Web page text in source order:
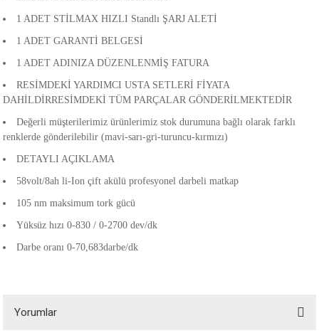
Üfleme Makinesi
1 ADET STİLMAX HIZLI Standlı ŞARJ ALETİ
1 ADET GARANTİ BELGESİ
1 ADET ADINIZA DÜZENLENMİŞ FATURA
RESİMDEKİ YARDIMCI USTA SETLERİ FİYATA
DAHİLDİRRESİMDEKİ TÜM PARÇALAR GÖNDERİLMEKTEDİR
Değerli müşterilerimiz ürünlerimiz stok durumuna bağlı olarak farklı
renklerde gönderilebilir (mavi-sarı-gri-turuncu-kırmızı)
DETAYLI AÇIKLAMA
58volt/8ah li-Ion çift akülü profesyonel darbeli matkap
105 nm maksimum tork gücü
Yüksüz hızı 0-830 / 0-2700 dev/dk
Darbe oranı 0-70,683darbe/dk
Yorumlar